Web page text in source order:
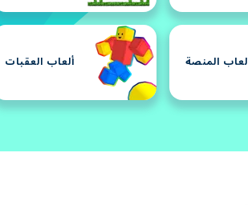
ألعاب المنصة ألعاب العقبات